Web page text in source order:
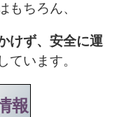
もちろん、
けず、安全に運
ています。
報